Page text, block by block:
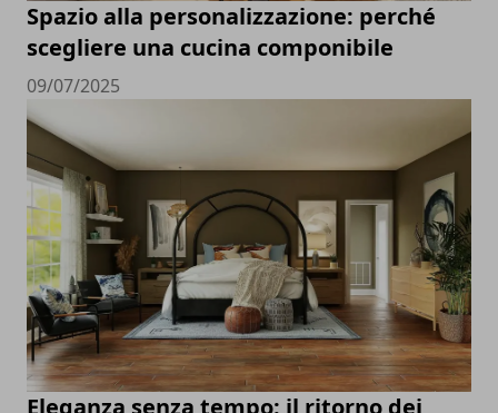
Spazio alla personalizzazione: perché
scegliere una cucina componibile
09/07/2025
Eleganza senza tempo: il ritorno dei